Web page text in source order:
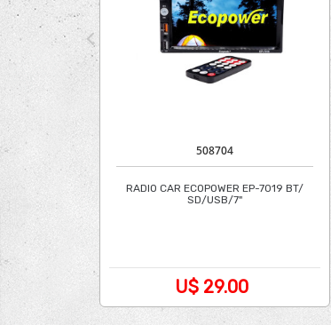
508704
RADIO CAR ECOPOWER EP-7019 BT/
SD/USB/7"
U$ 29.00